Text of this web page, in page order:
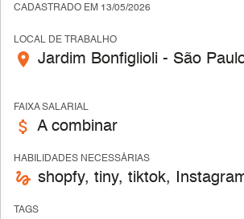
CADASTRADO EM 13/05/2026
LOCAL DE TRABALHO
place Jardim Bonfiglioli - São
FAIXA SALARIAL
attach_money A combinar
HABILIDADES NECESSÁRIAS
gesture shopfy, tiny, tiktok,
TAGS